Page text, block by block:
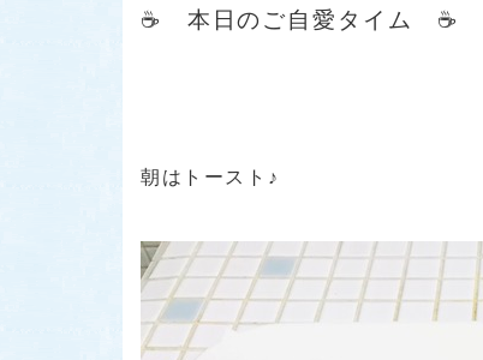
☕ 本日のご自愛タイム ☕
朝はトースト♪